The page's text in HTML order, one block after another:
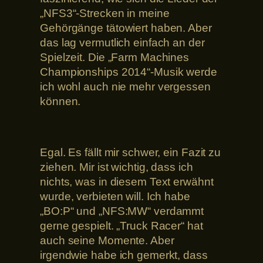
„NFS3“-Strecken in meine
Gehörgänge tätowiert haben. Aber
das lag vermutlich einfach an der
Spielzeit. Die „Farm Machines
Championships 2014“-Musik werde
ich wohl auch nie mehr vergessen
können.
Egal. Es fällt mir schwer, ein Fazit zu
ziehen. Mir ist wichtig, dass ich
nichts, was in diesem Text erwähnt
wurde, verbieten will. Ich habe
„BO:P“ und „NFS:MW“ verdammt
gerne gespielt. „Truck Racer“ hat
auch seine Momente. Aber
irgendwie habe ich gemerkt, dass